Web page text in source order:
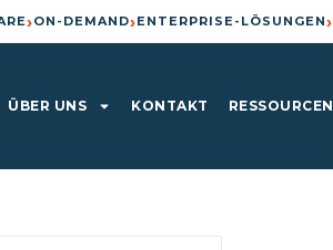
›ON-DEMAND›ENTERPRISE-LÖSUNGEN›
ÜBER UNS KONTAKT RESSOURCEN